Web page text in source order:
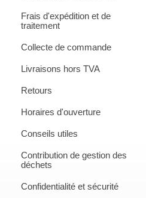
Frais d'expédition et de
traitement
Collecte de commande
Livraisons hors TVA
Retours
Horaires d'ouverture
Conseils utiles
Contribution de gestion des
déchets
Confidentialité et sécurité